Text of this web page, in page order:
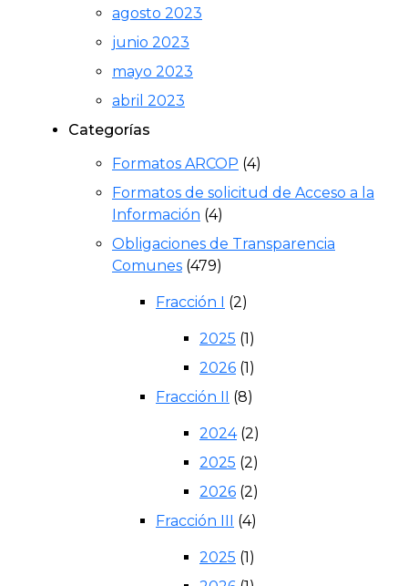
agosto 2023
junio 2023
mayo 2023
abril 2023
Categorías
Formatos ARCOP (4)
Formatos de solicitud de Acceso a la
Información (4)
Obligaciones de Transparencia
Comunes (479)
Fracción I (2)
2025 (1)
2026 (1)
Fracción II
(8)
2024(2)
2025 (2)
2026 (2)
Fracción III
(4)
2025 (1)